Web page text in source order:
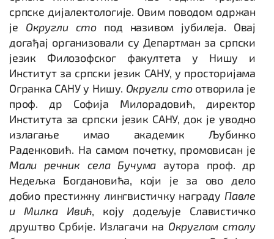
српске дијалектологије. Овим поводом одржан
је Округли стопод називом јубилеја. Овај
догађај организовали су Департман за српски
језик Филозофског факултета у Нишу и
Институт за српски језик САНУ, у просторијама
Огранка САНУ у Нишу. Округли стоотворила је
проф. др Софија Милорадовић, директор
Института за српски језик САНУ, док је уводно
излагање имао академик Љубинко
Раденковић. На самом почетку, промовисан је
Мали речник села Бучума аутора проф. др
Недељка Богдановића, који је за ово дело
добио престижну лингвистичку награду Павле
и Милка Ивић, коју додељује Славистичко
друштво Србије. Излагачи на Округлом столу